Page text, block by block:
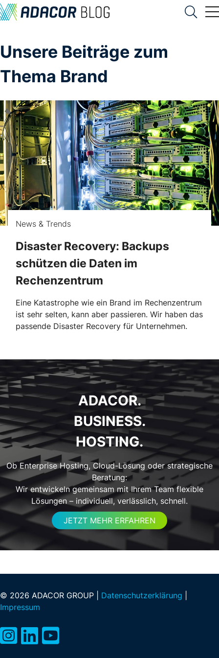
Unsere Beiträge zum
Thema Brand
News & Trends
Disaster Recovery: Backups
schützen die Daten im
Rechenzentrum
Eine Katastrophe wie ein Brand im Rechenzentrum
ist sehr selten, kann aber passieren. Wir haben das
passende Disaster Recovery für Unternehmen.
ADACOR.
BUSINESS.
HOSTING.
Ob Enterprise Hosting, Cloud-Lösung oder strategische
Beratung:
Wir entwickeln gemeinsam mit Ihrem Team flexible
Lösungen – individuell, verlässlich, schnell.
JETZT MEHR ERFAHREN
© 2026 ADACOR GROUP | Datenschutzerklärung
Impressum